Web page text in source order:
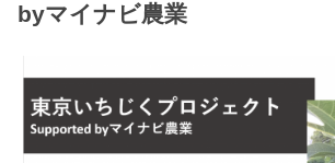
byマイナビ農業